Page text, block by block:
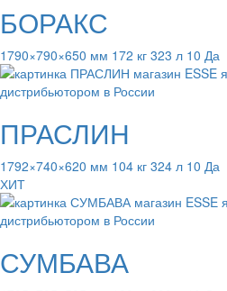
БОРАКС
1790×790×650 мм 172 кг 323 л 10 Да
ПРАСЛИН
1792×740×620 мм 104 кг 324 л 10 Да
ХИТ
СУМБАВА